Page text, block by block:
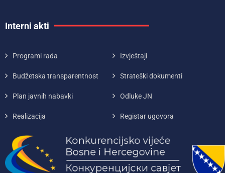
Interni akti
Programi rada Izvještaji
Budžetska transparentnost Strateški dokumenti
Plan javnih nabavki Odluke JN
Realizacija Registar ugovora